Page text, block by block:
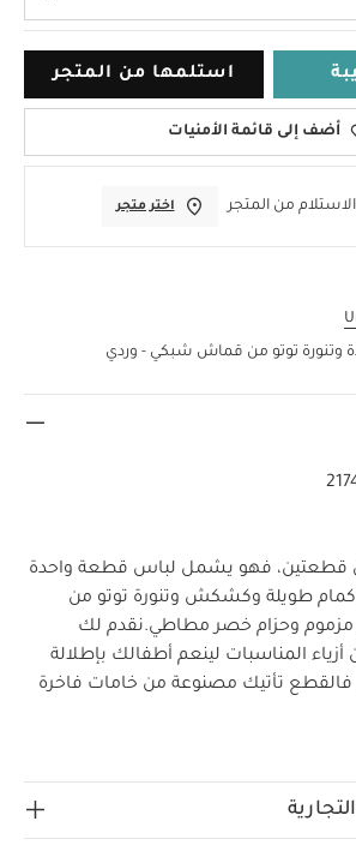
استلمها من المتجر
أضف إلى قائمة الأمنيات
من المتجر اختر متجر
توتو من قماش شبكي - وردي
قطعتين، فهو يشمل لباس قطعة واحدة
طويلة وكشكش وتنورة توتو من
وحزام خصر مطاطي.نقدم لك
أزياء المناسبات لينعم أطفالك بإطلالة
فالقطع تأتيك مصنوعة من خامات فاخرة
وتحذيرات:
التوتو - الطبقة الخارجية: 100‏%‏‏ بوليستر